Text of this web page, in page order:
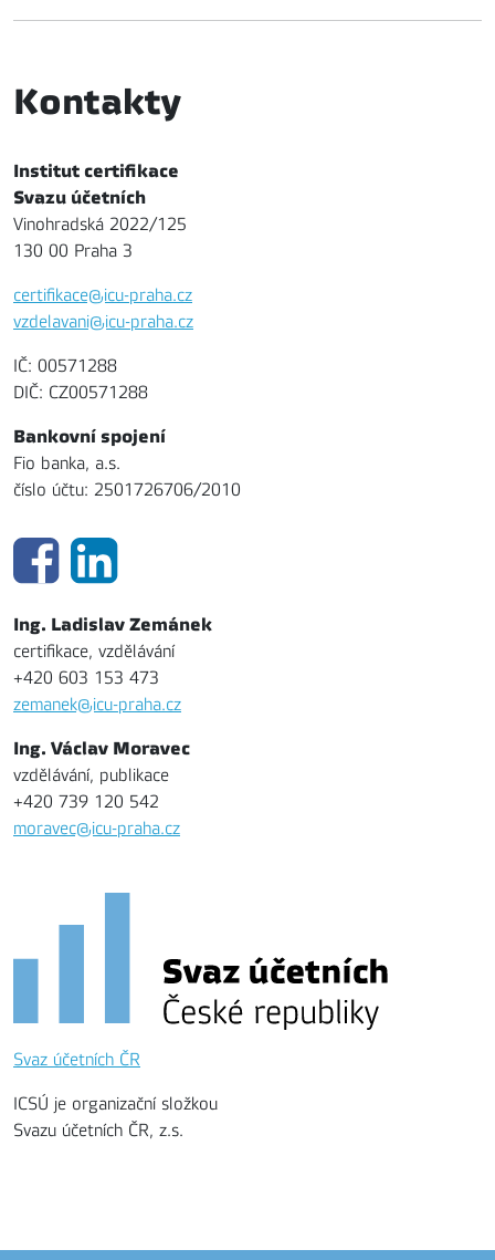
Kontakty
Institut certifikace
Svazu účetních
Vinohradská 2022/125
130 00 Praha 3
certifikace@icu-praha.cz
vzdelavani@icu-praha.cz
IČ: 00571288
DIČ: CZ00571288
Bankovní spojení
Fio banka, a.s.
číslo účtu: 2501726706/2010
Ing. Ladislav Zemánek
certifikace, vzdělávání
+420 603 153 473
zemanek@icu-praha.cz
Ing. Václav Moravec
vzdělávání, publikace
+420 739 120 542
moravec@icu-praha.cz
Svaz účetních ČR
ICSÚ je organizační složkou
Svazu účetních ČR, z.s.